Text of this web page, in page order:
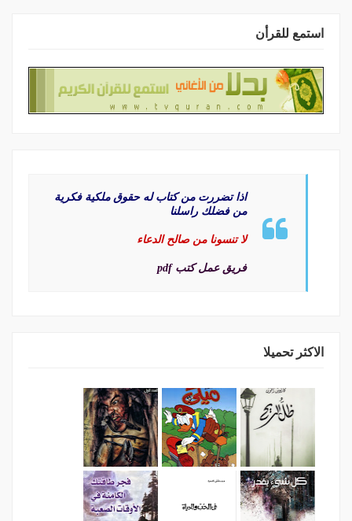
استمع للقرأن
اذا تضررت من كتاب له حقوق ملكية فكرية
من فضلك راسلنا
لا تنسونا من صالح الدعاء
فريق عمل كتب pdf
الاكثر تحميلا